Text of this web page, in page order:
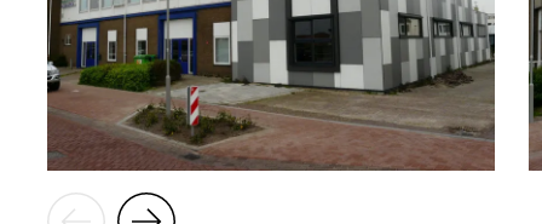
Werken bij